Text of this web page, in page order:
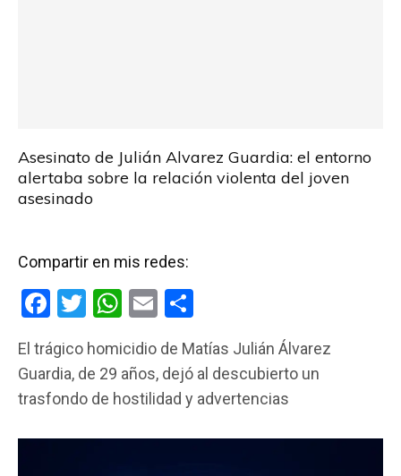
Asesinato de Julián Alvarez Guardia: el entorno
alertaba sobre la relación violenta del joven
asesinado
Compartir en mis redes:
F
ce
b
o
T
tt
er
W
at
s
p
E
ail m
p
tir
El trágico homicidio de Matías Julián Álvarez
Guardia, de 29 años, dejó al descubierto un
trasfondo de hostilidad y advertencias